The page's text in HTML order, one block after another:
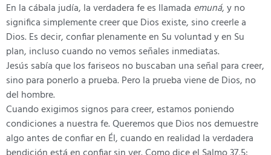
En la cábala judía, la verdadera fe es llamada emuná, y no
significa simplemente creer que Dios existe, sino creerle a
Dios. Es decir, confiar plenamente en Su voluntad y en Su
plan, incluso cuando no vemos señales inmediatas.
Jesús sabía que los fariseos no buscaban una señal para creer,
sino para ponerlo a prueba. Pero la prueba viene de Dios, no
del hombre.
Cuando exigimos signos para creer, estamos poniendo
condiciones a nuestra fe. Queremos que Dios nos demuestre
algo antes de confiar en Él, cuando en realidad la verdadera